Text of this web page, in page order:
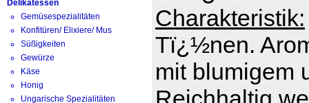
Delikatessen
Gemüsespezialitäten
Konfitüren/ Elixiere/ Mus
Süßigkeiten
Gewürze
Käse
Honig
Ungarische Spezialitäten
Charakteristik:
Tï¿½nen.
mit blumigem